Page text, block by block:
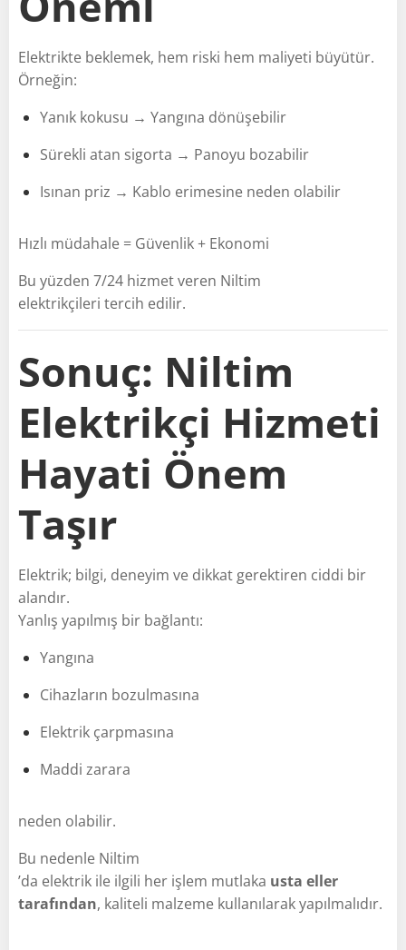
Elektrikte beklemek, hem riski hem maliyeti büyütür.
Örneğin:
Yanık kokusu → Yangına dönüşebilir
Sürekli atan sigorta → Panoyu bozabilir
Isınan priz → Kablo erimesine neden olabilir
Hızlı müdahale = Güvenlik + Ekonomi
Bu yüzden 7/24 hizmet veren Niltim
elektrikçileri tercih edilir.
Sonuç: Niltim
Elektrikçi Hizmeti
Hayati Önem
Taşır
Elektrik; bilgi, deneyim ve dikkat gerektiren ciddi bir
alandır.
Yanlış yapılmış bir bağlantı:
Yangına
Cihazların bozulmasına
Elektrik çarpmasına
Maddi zarara
neden olabilir.
Bu nedenle Niltim
’da elektrik ile ilgili her işlem mutlaka usta eller
tarafından, kaliteli malzeme kullanılarak yapılmalıdır.